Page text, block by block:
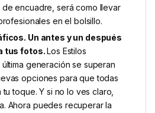
encuadre, será como llevar
en el bolsillo.
Un antes y un después
tus fotos.Los Estilos
generación se superan
opciones para que todas
toque. Y si no lo ves claro,
Ahora puedes recuperar la